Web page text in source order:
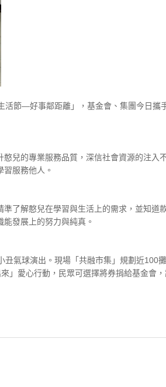
節—好事鄰距離」，基金會、集團今日攜
兒的專業服務品質，深信社會資源的注入
服務他人。
了解憨兒在學習與生活上的需求，並知道
發展上的努力與純真。
氣球演出。現場「共融市集」規劃近100
」愛心行動，民眾可選擇將券捐給基金會